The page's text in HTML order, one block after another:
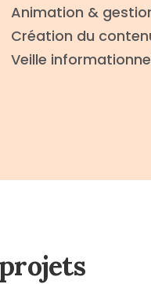
Animation &
Création du
Veille